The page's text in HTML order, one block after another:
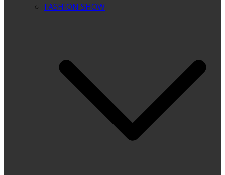
FASHION SHOW